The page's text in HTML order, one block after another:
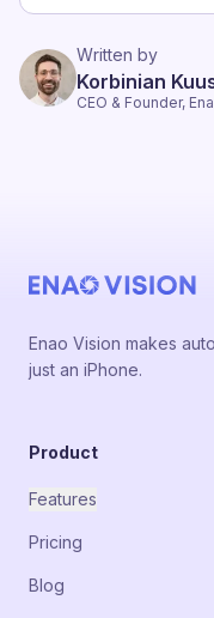
Written by
Korbinian
CEO & Founder,
Enao Vision makes
just an iPhone.
Product
Features
Pricing
Blog